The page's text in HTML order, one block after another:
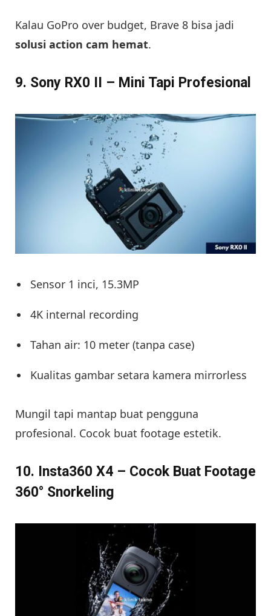
Kalau GoPro over budget, Brave 8 bisa jadi
solusi action cam hemat.
9. Sony RX0 II – Mini Tapi Profesional
Sensor 1 inci, 15.3MP
4K internal recording
Tahan air: 10 meter (tanpa case)
Kualitas gambar setara kamera mirrorless
Mungil tapi mantap buat pengguna
profesional. Cocok buat footage estetik.
10. Insta360 X4 – Cocok Buat Footage
360° Snorkeling